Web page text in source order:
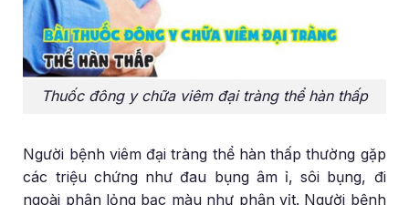
Thuốc đông y chữa viêm đại tràng thể hàn thấp
Người bệnh viêm đại tràng thể hàn thấp thường gặp
các triệu chứng như đau bụng âm ỉ, sôi bụng, đi
ngoài phân lỏng bạc màu như phân vịt. Người bệnh